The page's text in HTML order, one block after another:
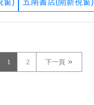
窗) 五南書店(開新視窗)
1 2 下一頁